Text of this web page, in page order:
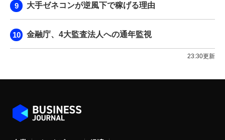
大手ゼネコンが逆風下で稼げる理由
金融庁、4大監査法人への通年監視
23:30更新